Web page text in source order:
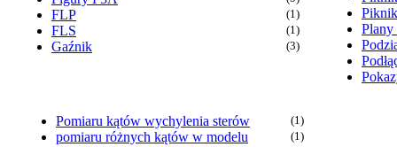
FLP (1)
FLS (1)
Gaźnik (3)
Plany
Pomiaru kątów wychylenia sterów (1)
pomiaru różnych kątów w modelu (1)